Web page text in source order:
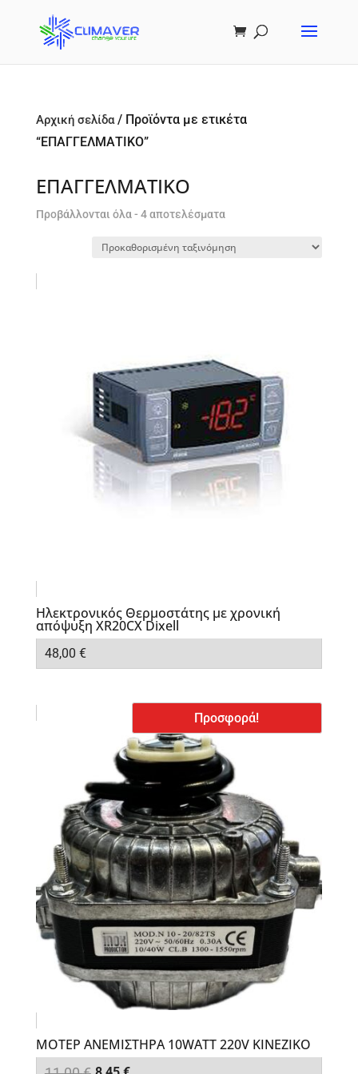
Αρχική σελίδα/ Προϊόντα με ετικέτα
“ΕΠΑΓΓΕΛΜΑΤΙΚΟ”
ΕΠΑΓΓΕΛΜΑΤΙΚΟ
Προβάλλονται όλα - 4 αποτελέσματα
Ηλεκτρονικός Θερμοστάτης με χρονική
απόψυξη XR20CX Dixell
48,00 €
Προσφορά!
ΜΟΤΕΡ ΑΝΕΜΙΣΤΗΡΑ 10WATT 220V ΚΙΝΕΖΙΚΟ